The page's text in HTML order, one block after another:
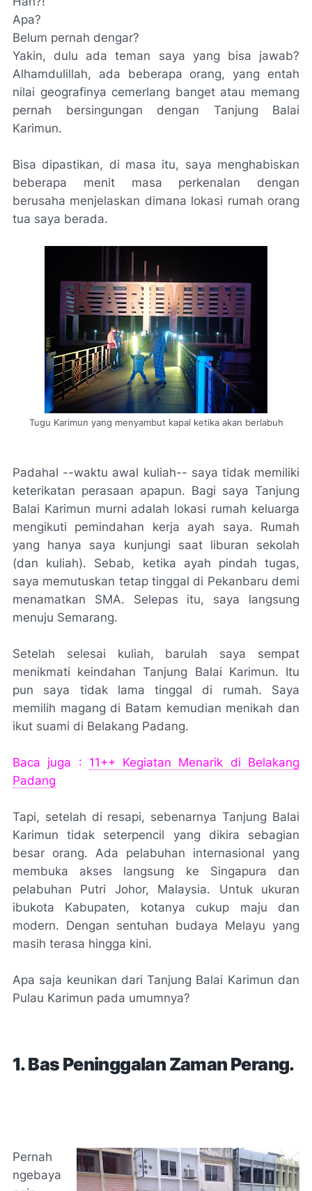
Apa?
Belum pernah dengar?
Yakin, dulu ada teman saya yang bisa jawab?
Alhamdulillah, ada beberapa orang, yang entah
nilai geografinya cemerlang banget atau memang
pernah bersingungan dengan Tanjung Balai
Karimun.
Bisa dipastikan, di masa itu, saya menghabiskan
beberapa menit masa perkenalan dengan
berusaha menjelaskan dimana lokasi rumah orang
tua saya berada.
Tugu Karimun yang menyambut kapal ketika akan berlabuh
Padahal --waktu awal kuliah-- saya tidak memiliki
keterikatan perasaan apapun. Bagi saya Tanjung
Balai Karimun murni adalah lokasi rumah keluarga
mengikuti pemindahan kerja ayah saya. Rumah
yang hanya saya kunjungi saat liburan sekolah
(dan kuliah). Sebab, ketika ayah pindah tugas,
saya memutuskan tetap tinggal di Pekanbaru demi
menamatkan SMA. Selepas itu, saya langsung
menuju Semarang.
Setelah selesai kuliah, barulah saya sempat
menikmati keindahan Tanjung Balai Karimun. Itu
pun saya tidak lama tinggal di rumah. Saya
memilih magang di Batam kemudian menikah dan
ikut suami di Belakang Padang.
Baca juga : 11++ Kegiatan Menarik di Belakang
Padang
Tapi, setelah di resapi, sebenarnya Tanjung Balai
Karimun tidak seterpencil yang dikira sebagian
besar orang. Ada pelabuhan internasional yang
membuka akses langsung ke Singapura dan
pelabuhan Putri Johor, Malaysia. Untuk ukuran
ibukota Kabupaten, kotanya cukup maju dan
modern. Dengan sentuhan budaya Melayu yang
masih terasa hingga kini.
Apa saja keunikan dari Tanjung Balai Karimun dan
Pulau Karimun pada umumnya?
1. Bas Peninggalan Zaman Perang.
Pernah
ngebaya